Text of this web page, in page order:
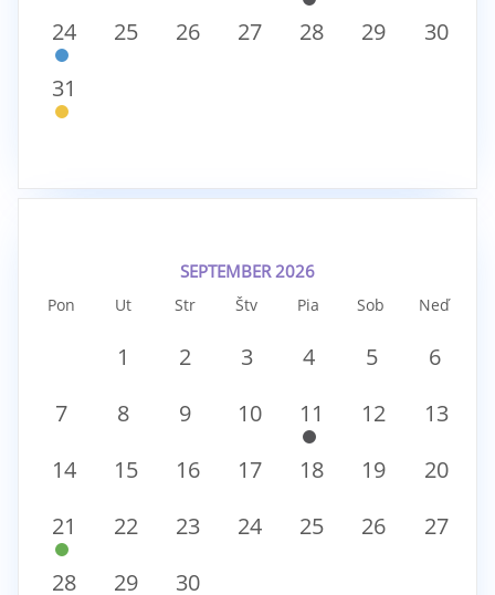
24
25 26 27 28 29
30
31
SEPTEMBER 2026
Pon Ut Str Štv Pia Sob Neď
1 2 3 4 5
6
7
8 9 10 11 12
13
14
15 16 17 18 19
20
21
22 23 24 25 26
27
28
29 30